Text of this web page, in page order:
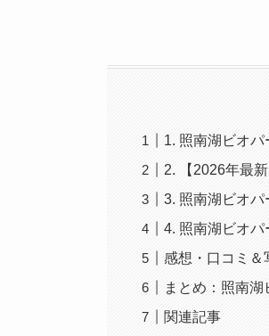
1. 照南湖ビオパ
2. 【2026年最
3. 照南湖ビオ
4. 照南湖ビオパ
感想・口コミ＆
まとめ：照南湖
関連記事